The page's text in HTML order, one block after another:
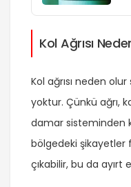
Kol Ağrısı
Kol ağrısı neden
yoktur. Çünkü ağrı,
damar sisteminden
bölgedeki şikayetler
çıkabilir, bu da ayırt